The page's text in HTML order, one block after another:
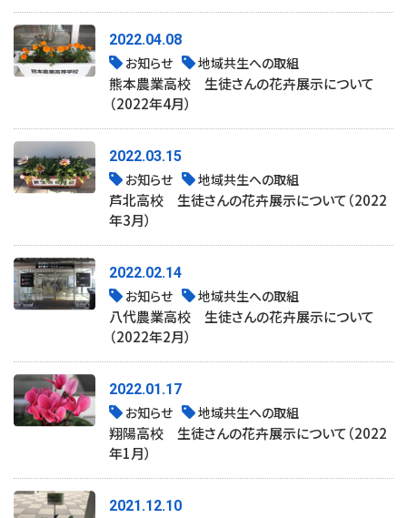
2022.04.08
お知らせ 地域共生への取組
熊本農業高校 生徒さんの花卉展示について
（2022年4月）
2022.03.15
お知らせ 地域共生への取組
芦北高校 生徒さんの花卉展示について（2022
年3月）
2022.02.14
お知らせ 地域共生への取組
八代農業高校 生徒さんの花卉展示について
（2022年2月）
2022.01.17
お知らせ 地域共生への取組
翔陽高校 生徒さんの花卉展示について（2022
年1月）
2021.12.10